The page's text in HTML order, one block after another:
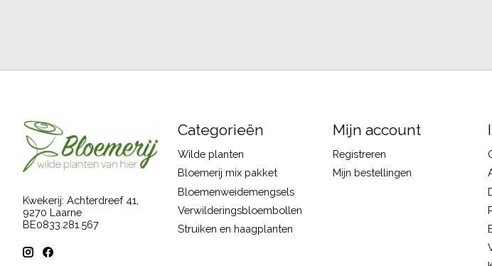
Kwekerij: Achterdreef 41,
9270 Laarne
BE0833.281.567
Categorieën
Wilde planten
Bloemerij mix pakket
Bloemenweidemengsels
Verwilderingsbloembollen
Struiken en haagplanten
Mijn account
Registreren
Mijn bestellingen